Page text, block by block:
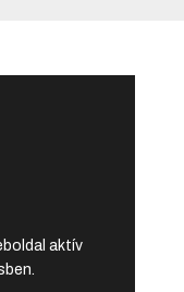
aktív